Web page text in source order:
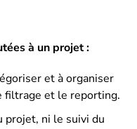
à un projet :
et à organiser
filtrage et le reporting.
projet, ni le suivi du